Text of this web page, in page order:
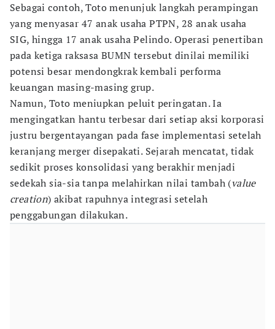
Sebagai contoh, Toto menunjuk langkah perampingan
yang menyasar 47 anak usaha PTPN, 28 anak usaha
SIG, hingga 17 anak usaha Pelindo. Operasi penertiban
pada ketiga raksasa BUMN tersebut dinilai memiliki
potensi besar mendongkrak kembali performa
keuangan masing-masing grup.
Namun, Toto meniupkan peluit peringatan. Ia
mengingatkan hantu terbesar dari setiap aksi korporasi
justru bergentayangan pada fase implementasi setelah
keranjang merger disepakati. Sejarah mencatat, tidak
sedikit proses konsolidasi yang berakhir menjadi
sedekah sia-sia tanpa melahirkan nilai tambah (value
creation) akibat rapuhnya integrasi setelah
penggabungan dilakukan.